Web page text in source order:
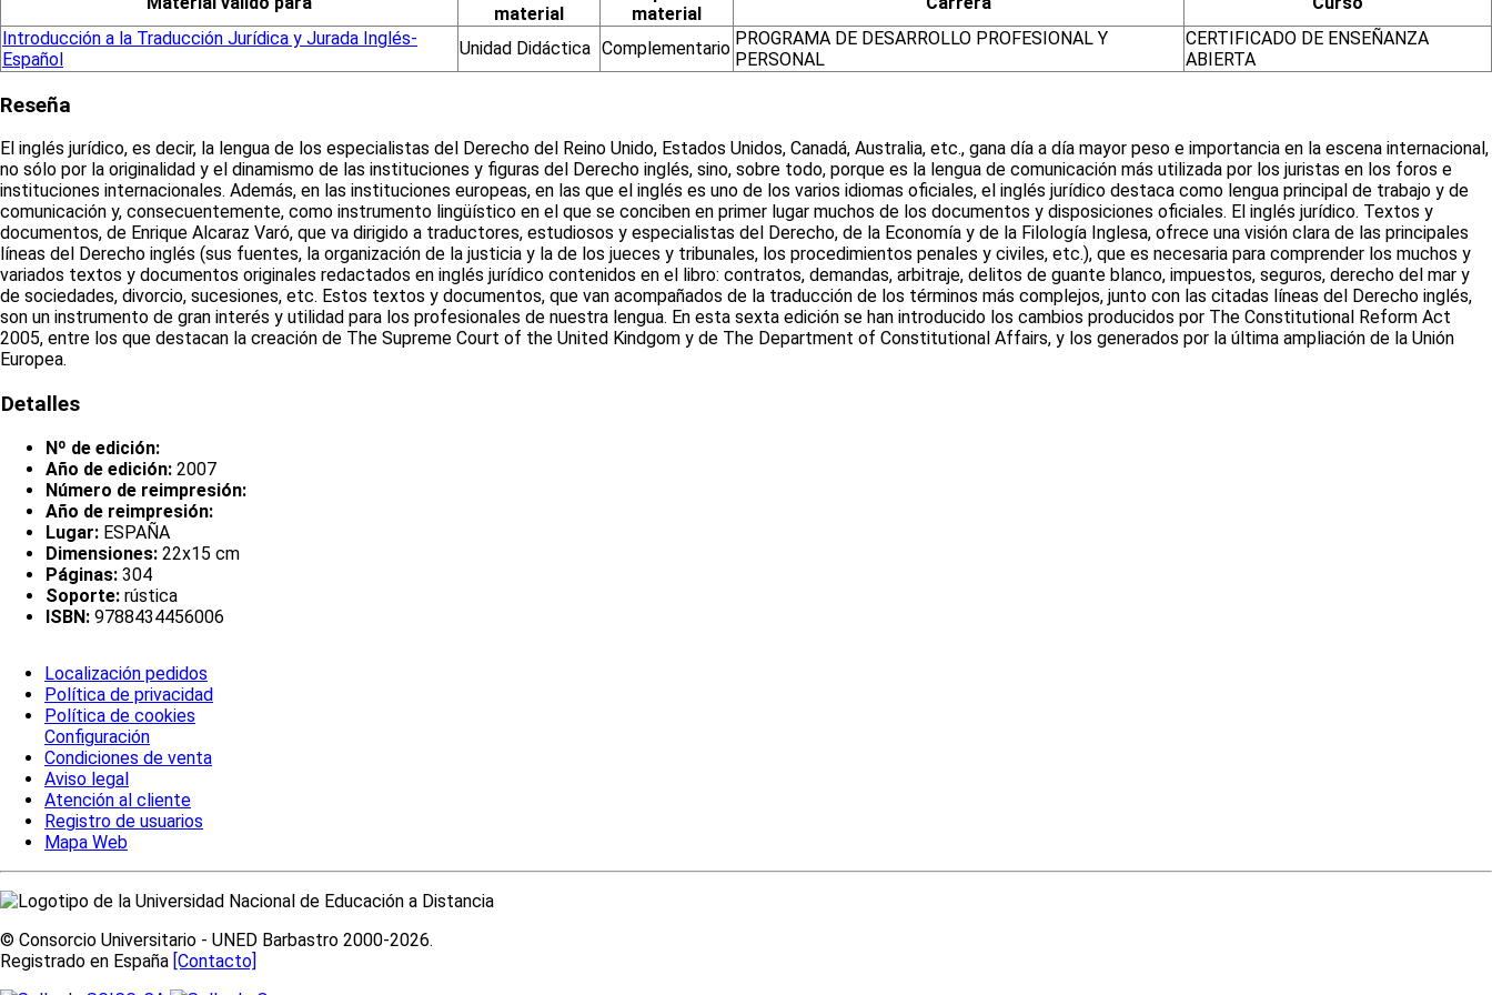
material
material
Introducción a la Traducción Jurídica y Jurada Inglés-
Español
Unidad Didáctica Complementario PROGRAMA DE DESARROLLO PROFESIONAL Y
PERSONAL
CERTIFICADO DE ENSEÑANZA
ABIERTA
Reseña
El inglés jurídico, es decir, la lengua de los especialistas del Derecho del Reino Unido, Estados Unidos, Canadá, Australia, etc., gana día a día mayor peso e importancia en la escena internacional,
no sólo por la originalidad y el dinamismo de las instituciones y figuras del Derecho inglés, sino, sobre todo, porque es la lengua de comunicación más utilizada por los juristas en los foros e
instituciones internacionales. Además, en las instituciones europeas, en las que el inglés es uno de los varios idiomas oficiales, el inglés jurídico destaca como lengua principal de trabajo y de
comunicación y, consecuentemente, como instrumento lingüístico en el que se conciben en primer lugar muchos de los documentos y disposiciones oficiales. El inglés jurídico. Textos y
documentos, de Enrique Alcaraz Varó, que va dirigido a traductores, estudiosos y especialistas del Derecho, de la Economía y de la Filología Inglesa, ofrece una visión clara de las principales
líneas del Derecho inglés (sus fuentes, la organización de la justicia y la de los jueces y tribunales, los procedimientos penales y civiles, etc.), que es necesaria para comprender los muchos y
variados textos y documentos originales redactados en inglés jurídico contenidos en el libro: contratos, demandas, arbitraje, delitos de guante blanco, impuestos, seguros, derecho del mar y
de sociedades, divorcio, sucesiones, etc. Estos textos y documentos, que van acompañados de la traducción de los términos más complejos, junto con las citadas líneas del Derecho inglés,
son un instrumento de gran interés y utilidad para los profesionales de nuestra lengua. En esta sexta edición se han introducido los cambios producidos por The Constitutional Reform Act
2005, entre los que destacan la creación de The Supreme Court of the United Kindgom y de The Department of Constitutional Affairs, y los generados por la última ampliación de la Unión
Europea.
Detalles
Nº de edición:
Año de edición: 2007
Número de reimpresión:
Año de reimpresión:
Lugar: ESPAÑA
Dimensiones: 22x15 cm
Páginas: 304
Soporte: rústica
ISBN: 9788434456006
Localización pedidos
Política de privacidad
Política de cookies
Configuración
Condiciones de venta
Aviso legal
Atención al cliente
Registro de usuarios
Mapa Web
© Consorcio Universitario - UNED Barbastro 2000-2026.
Registrado en España [Contacto]